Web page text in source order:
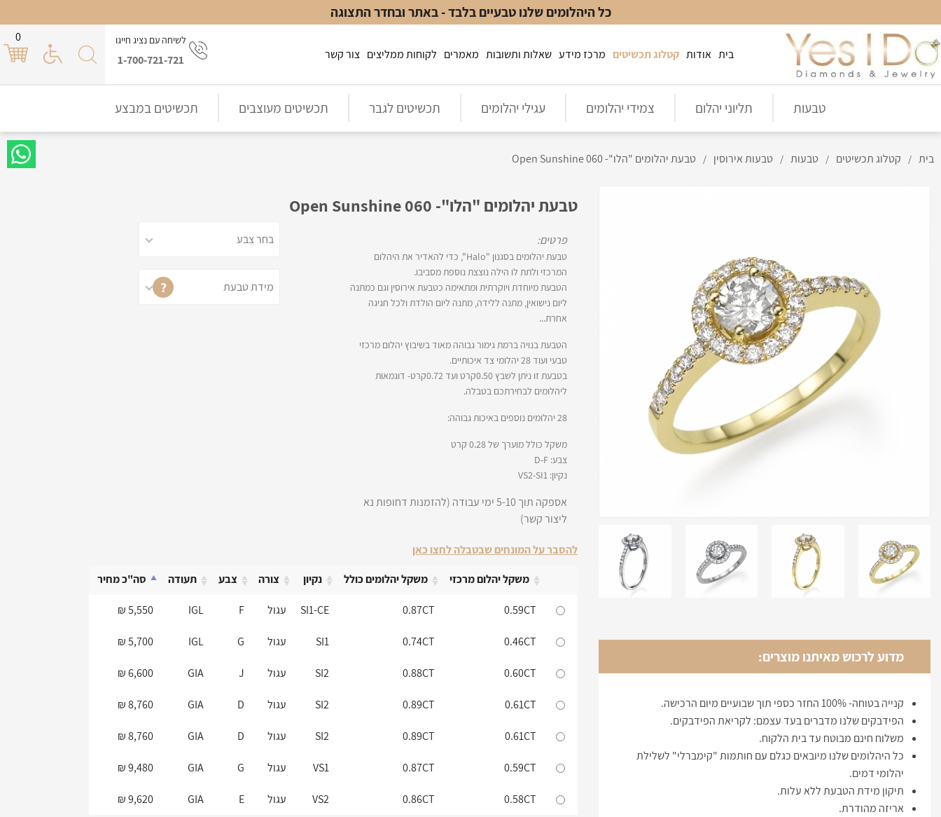
כל היהלומים שלנו טבעיים בלבד - באתר ובחדר התצוגה
בית אודות קטלוג תכשיטים מרכז מידע שאלות ותשובות מאמרים לקוחות ממליצים צור קשר
0 לשיחה עם נציג חייגו
1-700-721-721
טבעות תליוני יהלום צמידי יהלומים עגילי יהלומים תכשיטים לגבר תכשיטים מעוצבים תכשיטים במבצע
בית / קטלוג תכשיטים / טבעות / טבעות אירוסין / טבעת יהלומים "הלו"- Open Sunshine 060
מדוע לרכוש מאיתנו מוצרים:
קנייה בטוחה- 100% החזר כספי תוך שבועיים מיום הרכישה.
הפידבקים שלנו מדברים בעד עצמם: לקריאת הפידבקים.
משלוח חינם מבוטח עד בית הלקוח.
כל היהלומים שלנו מיובאים כגלם עם חותמות "קימברלי" לשלילת
יהלומי דמים.
תיקון מידת הטבעת ללא עלות.
אריזה מהודרת.
טבעת יהלומים "הלו"- Open Sunshine 060
פרטים:
טבעת יהלומים בסגנון "Halo", כדי להאדיר את היהלום
המרכזי ולתת לו הילה נוצצת נוספת מסביבו.
הטבעת מיוחדת ויוקרתית ומתאימה כטבעת אירוסין וגם כמתנה
ליום נישואין, מתנה ללידה, מתנה ליום הולדת ולכל חגיגה
אחרת...
הטבעת בנויה ברמת גימור גבוהה מאוד בשיבוץ יהלום מרכזי
טבעי ועוד 28 יהלומי צד איכותיים.
בטבעת זו ניתן לשבץ 0.50קרט ועד 0.72קרט- דוגמאות
ליהלומים לבחירתכם בטבלה.
28 יהלומים נוספים באיכות גבוהה:
משקל כולל מוערך של 0.28 קרט
צבע: D-F
נקיון: VS2-SI1
אספקה תוך 5-10 ימי עבודה (להזמנות דחופות נא
ליצור קשר)
?
להסבר על המונחים שבטבלה לחצו כאן
משקל יהלום מרכזי
משקל יהלומים כולל נקיון צורה צבע תעודה
סה"כ מחיר
משקל יהלום מרכזי
משקל יהלומים כולל נקיון צורה תעודה סה"כ מחיר 0.59CT
0.87CT
SI1-CE עגול F
IGL
5,550 ₪
0.46CT
0.74CT
SI1 עגול G
IGL
5,700 ₪
0.60CT
0.88CT
SI2 עגול J
GIA
6,600 ₪
0.61CT
0.89CT
SI2 עגול D
GIA
8,760 ₪
0.61CT
0.89CT
SI2 עגול D
GIA
8,760 ₪
0.59CT
0.87CT
VS1 עגול G
GIA
9,480 ₪
0.58CT
0.86CT
VS2 עגול E
GIA
9,620 ₪